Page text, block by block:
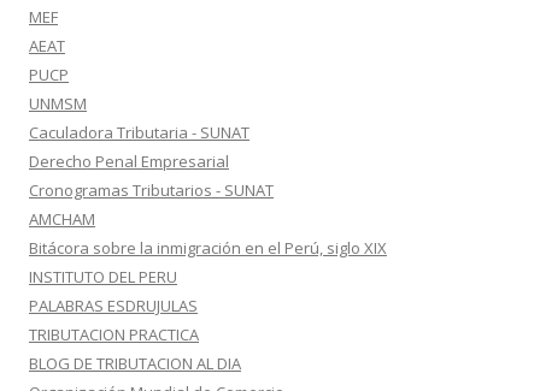
MEF
AEAT
PUCP
UNMSM
Caculadora Tributaria - SUNAT
Derecho Penal Empresarial
Cronogramas Tributarios - SUNAT
AMCHAM
Bitácora sobre la inmigración en el Perú, siglo XIX
INSTITUTO DEL PERU
PALABRAS ESDRUJULAS
TRIBUTACION PRACTICA
BLOG DE TRIBUTACION AL DIA